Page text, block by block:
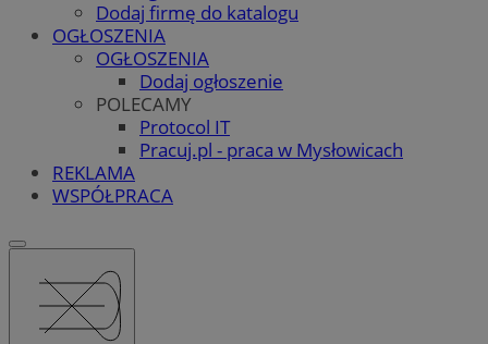
Dodaj firmę do katalogu
OGŁOSZENIA
OGŁOSZENIA
Dodaj ogłoszenie
POLECAMY
Protocol IT
Pracuj.pl - praca w Mysłowicach
REKLAMA
WSPÓŁPRACA